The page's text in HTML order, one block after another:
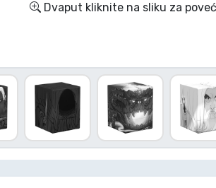
Dvaput kliknite na sliku za